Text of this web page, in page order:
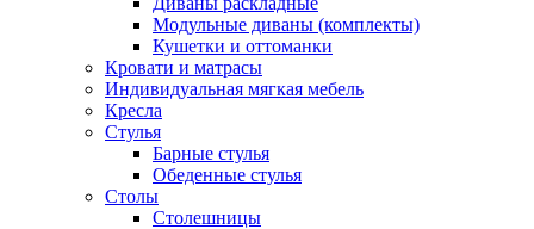
Модульные диваны (комплекты)
Кушетки и оттоманки
Кровати и матрасы
Индивидуальная мягкая мебель
Кресла
Стулья
Барные стулья
Обеденные стулья
Столы
Столешницы